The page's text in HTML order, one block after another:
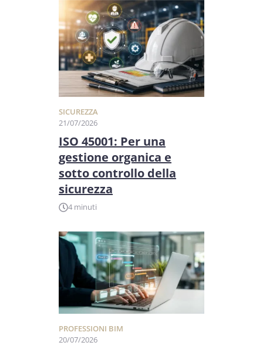
SICUREZZA
21/07/2026
ISO 45001: Per una
gestione organica e
sotto controllo della
sicurezza
4 minuti
PROFESSIONI BIM
20/07/2026